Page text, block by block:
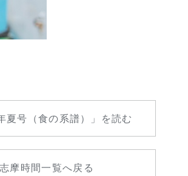
夏号（食の系譜）」を読む
志摩時間一覧へ戻る